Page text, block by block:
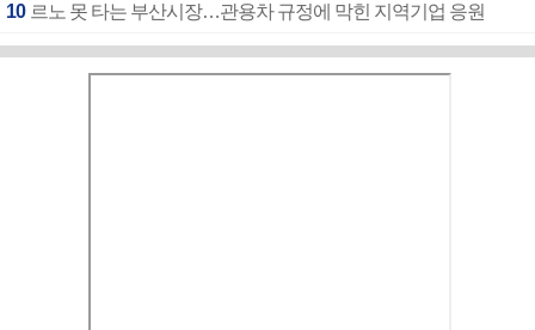
10 르노 못 타는 부산시장…관용차 규정에 막힌 지역기업 응원